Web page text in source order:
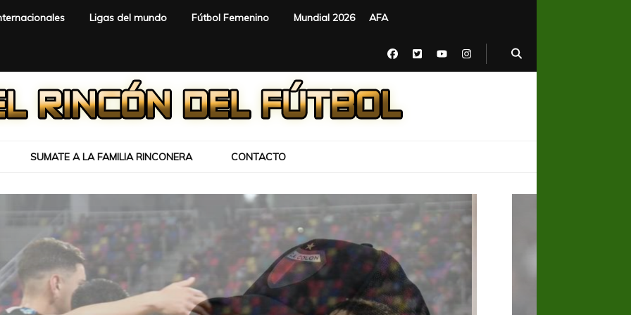
Ligas del mundo Fútbol Femenino Mundial 2026 AFA
SUMATE A LA FAMILIA RINCONERA CONTACTO